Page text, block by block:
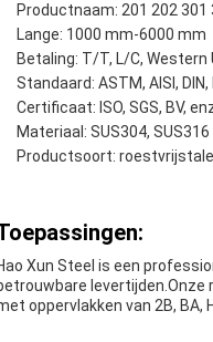
Productnaam: 201 202 301
Lange: 1000 mm-6000 mm
Betaling: T/T, L/C, Western
Standaard: ASTM, AISI, DIN,
Certificaat: ISO, SGS, BV,
Materiaal: SUS304, SUS316
Productsoort:
Xun Steel is een
levertijden.Onze
oppervlakken van 2B, BA,